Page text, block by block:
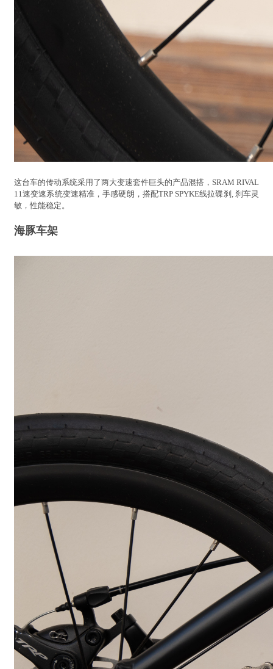
这台车的传动系统采用了两大变速套件巨头的产品混搭，SRAM RIVAL
11速变速系统变速精准，手感硬朗，搭配TRP SPYKE线拉碟刹, 刹车灵
敏，性能稳定。
海豚车架